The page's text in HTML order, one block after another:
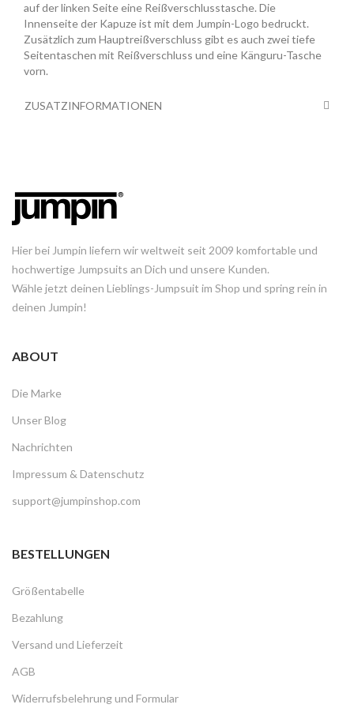
auf der linken Seite eine Reißverschlusstasche. Die
Innenseite der Kapuze ist mit dem Jumpin-Logo bedruckt.
Zusätzlich zum Hauptreißverschluss gibt es auch zwei tiefe
Seitentaschen mit Reißverschluss und eine Känguru-Tasche
vorn.
ZUSATZINFORMATIONEN
Hier bei Jumpin liefern wir weltweit seit 2009 komfortable und
hochwertige Jumpsuits an Dich und unsere Kunden.
Wähle jetzt deinen Lieblings-Jumpsuit im Shop und spring rein in
deinen Jumpin!
ABOUT
Die Marke
Unser Blog
Nachrichten
Impressum & Datenschutz
support@jumpinshop.com
BESTELLUNGEN
Größentabelle
Bezahlung
Versand und Lieferzeit
AGB
Widerrufsbelehrung und Formular